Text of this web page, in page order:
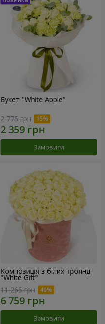
Букет "White Apple"
2 775 грн
Замовити
Композиція з білих троянд
"White Gift"
11 265 грн
Замовити